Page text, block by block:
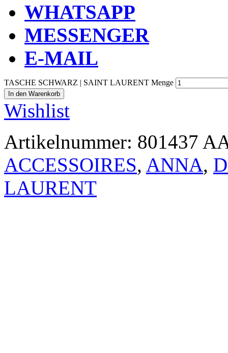
WHATSAPP
MESSENGER
E-MAIL
TASCHE SCHWARZ | SAINT LAURENT Menge
In den Warenkorb
Wishlist
Artikelnummer: 801437
ACCESSOIRES, ANNA,
LAURENT